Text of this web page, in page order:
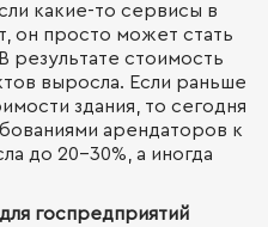
какие-то сервисы в
он просто может стать
результате стоимость
выросла. Если раньше
здания, то сегодня
арендаторов к
до 20-30%, а иногда
госпредприятий